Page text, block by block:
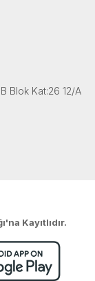
Blok Kat:26 12/A
Kayıtlıdır.